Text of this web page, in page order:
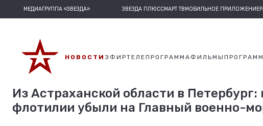
МЕДИАГРУППА «ЗВЕЗДА» ЗВЕЗДА ПЛЮССМАРТ ТВМОБИЛЬНОЕ ПРИЛОЖЕНИЕ
НОВОСТИ ЭФИРТЕЛЕПРОГРАММАФИЛЬМЫ
Из Астраханской области в Петербург:
флотилии убыли на Главный военно-